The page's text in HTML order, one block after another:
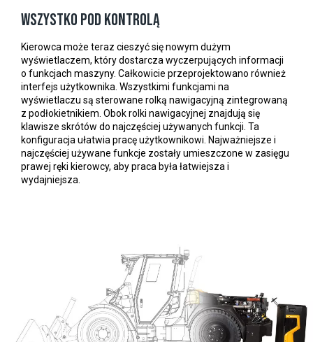
Wszystko pod kontrolą
Kierowca może teraz cieszyć się nowym dużym
wyświetlaczem, który dostarcza wyczerpujących informacji
o funkcjach maszyny. Całkowicie przeprojektowano również
interfejs użytkownika. Wszystkimi funkcjami na
wyświetlaczu są sterowane rolką nawigacyjną zintegrowaną
z podłokietnikiem. Obok rolki nawigacyjnej znajdują się
klawisze skrótów do najczęściej używanych funkcji. Ta
konfiguracja ułatwia pracę użytkownikowi. Najważniejsze i
najczęściej używane funkcje zostały umieszczone w zasięgu
prawej ręki kierowcy, aby praca była łatwiejsza i
wydajniejsza.